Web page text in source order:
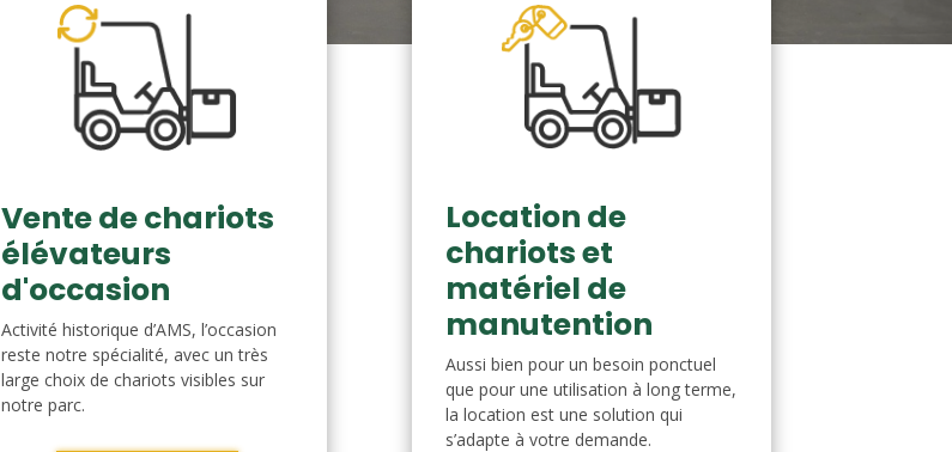
Vente de chariots
élévateurs
d'occasion
Activité historique d’AMS, l’occasion
reste notre spécialité, avec un très
large choix de chariots visibles sur
notre parc.
Location de
chariots et
matériel de
manutention
Aussi bien pour un besoin ponctuel
que pour une utilisation à long terme,
la location est une solution qui
s’adapte à votre demande.